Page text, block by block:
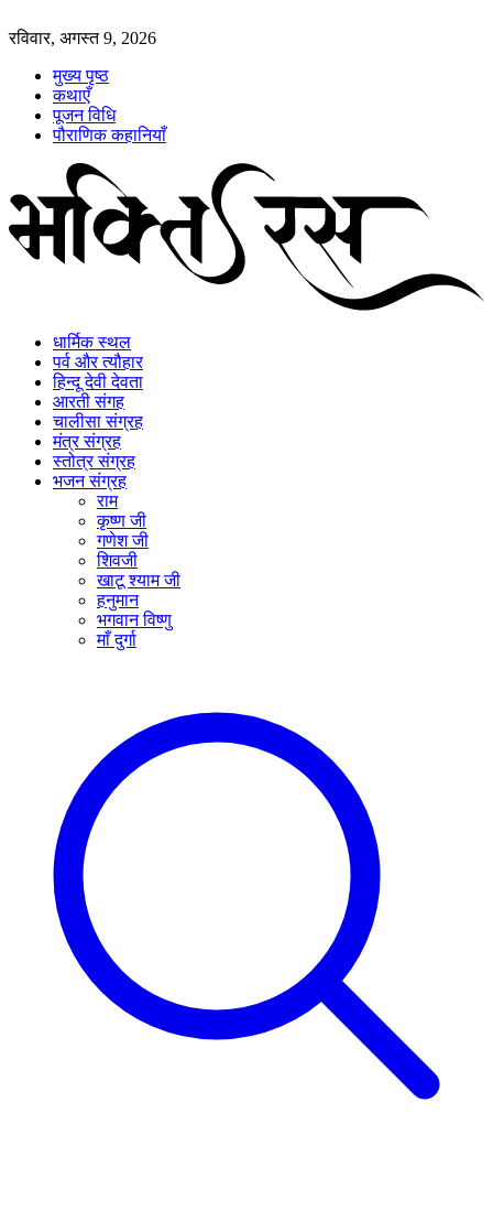
रविवार, अगस्त 9, 2026
मुख्य पृष्ठ
कथाएँ
पूजन विधि
पौराणिक कहानियाँ
धार्मिक स्थल
पर्व और त्यौहार
हिन्दू देवी देवता
आरती संगह
चालीसा संग्रह
मंत्र संग्रह
स्तोत्र संग्रह
भजन संग्रह
राम
कृष्ण जी
गणेश जी
शिवजी
खाटू श्याम जी
हनुमान
भगवान विष्णु
माँ दुर्गा